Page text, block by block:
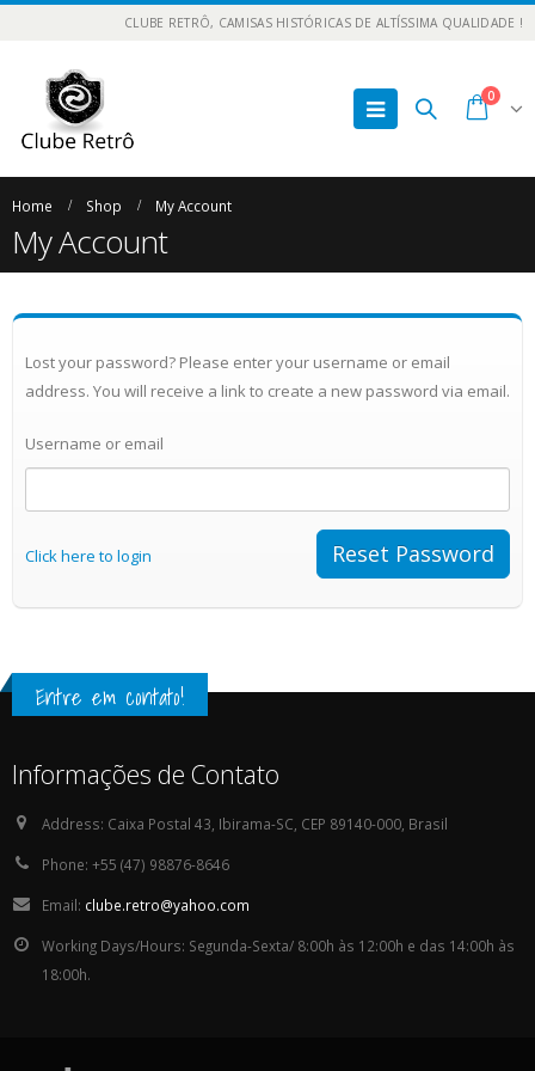
CLUBE RETRÔ, CAMISAS HISTÓRICAS DE ALTÍSSIMA QUALIDADE !
0
Home Shop My Account
My Account
Lost your password? Please enter your username or email
address. You will receive a link to create a new password via email.
Username or email
Click here to login Reset Password
Entre em contato!
Informações de Contato
Address: Caixa Postal 43, Ibirama-SC, CEP 89140-000, Brasil
Phone: +55 (47) 98876-8646
Email: clube.retro@yahoo.com
Working Days/Hours: Segunda-Sexta/ 8:00h às 12:00h e das 14:00h às
18:00h.